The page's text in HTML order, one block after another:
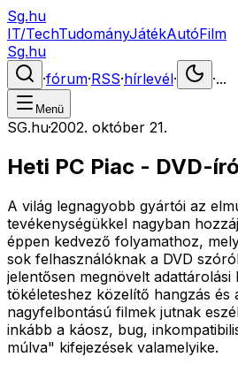
Sg.hu
IT/TechTudományJátékAutóFilm
Sg.hu
·fórum·RSS·hírlevél· ·...
Menü
SG.hu·2002. október 21.
Heti PC Piac - DVD-
A világ legnagyobb gyártói az
tevékenységükkel nagyban
éppen kedvező folyamathoz,
sok felhasználóknak a DVD
jelentősen megnövelt adattárolási
tökéleteshez közelítő hangzás és
nagyfelbontású filmek jutnak
inkább a káosz, bug,
múlva" kifejezések valamelyike.